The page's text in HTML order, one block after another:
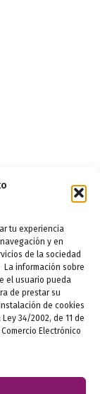
tu experiencia
y en
de la sociedad
La información sobre
el usuario pueda
de prestar su
de cookies
34/2002, de 11 de
Electrónico